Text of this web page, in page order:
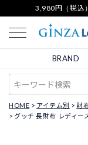
3,980円（税込
BRAND
HOME アイテム別 財
グッチ 長財布 レディー